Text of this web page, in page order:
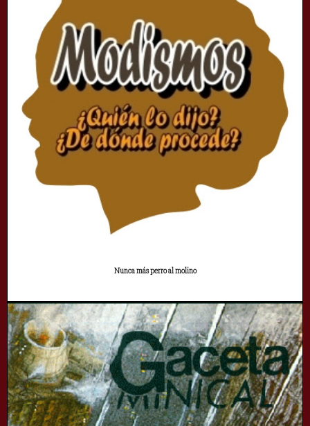
Nunca más perro al molino